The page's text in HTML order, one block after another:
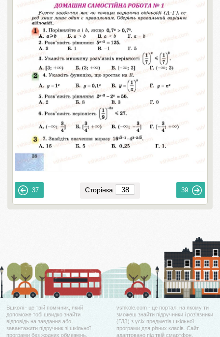
37 Сторінка 39
Вшколі - це твій помічник, який
допоможе тобі швидко знайти
відповідь на завдання або
завантажити підручник зі шкільної
програми без жодних обмежень.
vshkole.com - це портал, на якому ти
зможеш знайти підручники і роз'язники
(ГДЗ) з усіх предметів шкільної
програми для різних класів. Сайт
адаптовано під твій смартфон.